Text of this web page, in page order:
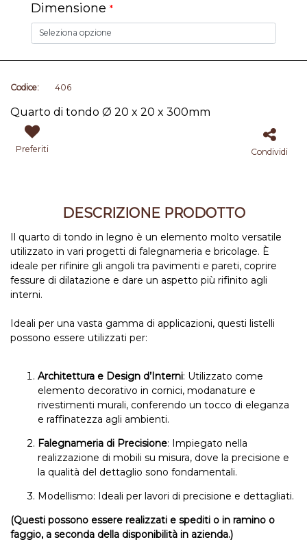
Dimensione *
Codice: 406
Quarto di tondo Ø 20 x 20 x 300mm
Preferiti Condividi
DESCRIZIONE PRODOTTO
Il quarto di tondo in legno è un elemento molto versatile
utilizzato in vari progetti di falegnameria e bricolage. È
ideale per rifinire gli angoli tra pavimenti e pareti, coprire
fessure di dilatazione e dare un aspetto più rifinito agli
interni.
Ideali per una vasta gamma di applicazioni, questi listelli
possono essere utilizzati per:
Architettura e Design d’Interni: Utilizzato come
elemento decorativo in cornici, modanature e
rivestimenti murali, conferendo un tocco di eleganza
e raffinatezza agli ambienti.
Falegnameria di Precisione: Impiegato nella
realizzazione di mobili su misura, dove la precisione e
la qualità del dettaglio sono fondamentali.
Modellismo: Ideali per lavori di precisione e dettagliati.
(Questi possono essere realizzati e spediti o in ramino o
faggio, a seconda della disponibilità in azienda.)